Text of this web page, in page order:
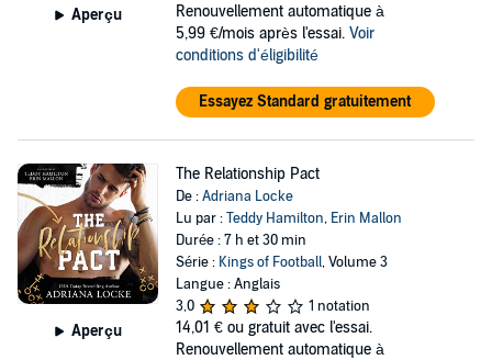
Aperçu
Renouvellement automatique à
5,99 €/mois après l'essai. Voir
conditions d'éligibilité
Essayez Standard gratuitement
Aperçu
The Relationship Pact
De :Adriana Locke
Lu par :Teddy Hamilton, Erin Mallon
Durée : 7 h et 30 min
Série : Kings of Football, Volume 3
Langue : Anglais
3,0
1 notation
14,01 € ou gratuit avec l'essai.
Renouvellement automatique à